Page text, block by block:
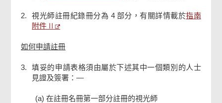
確認通知書
2. 視光師註冊紀錄冊分為 4 部分，有關詳情載於指南
附件 II
如何申請註冊
3.
填妥的申請表格須由屬於下述其中一個類別的人士
見證及簽署：—
(a) 在註冊名冊第一部分註冊的視光師